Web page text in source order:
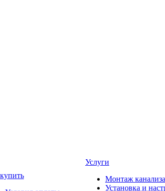
Услуги
Монтаж
Установка и